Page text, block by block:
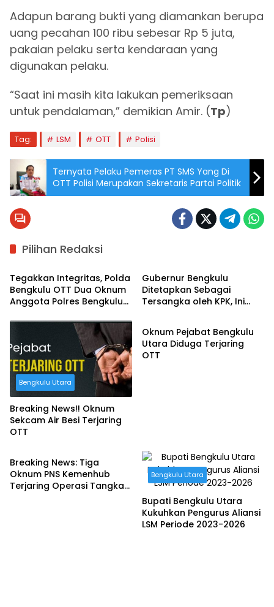
Adapun barang bukti yang diamankan berupa
uang pecahan 100 ribu sebesar Rp 5 juta,
pakaian pelaku serta kendaraan yang
digunakan pelaku.
“Saat ini masih kita lakukan pemeriksaan
untuk pendalaman,” demikian Amir. (Tp)
Tag: LSM OTT Polisi
Ternyata Pelaku Pemeras PT SMS Yang Di
OTT Polisi Merupakan Sekretaris Partai Politik
Pilihan Redaksi
Bengkulu
Tegakkan Integritas, Polda
Bengkulu OTT Dua Oknum
Anggota Polres Bengkulu
Gubernur Bengkulu
Ditetapkan Sebagai
Tersangka oleh KPK, Ini
Bengkulu Utara
Breaking News!! Oknum
Sekcam Air Besi Terjaring
OTT
Bengkulu Utara
Oknum Pejabat Bengkulu
Utara Diduga Terjaring
OTT
Bengkulu
Breaking News: Tiga
Oknum PNS Kemenhub
Terjaring Operasi Tangkap
Bengkulu Utara
Bupati Bengkulu Utara
Kukuhkan Pengurus Aliansi
LSM Periode 2023-2026